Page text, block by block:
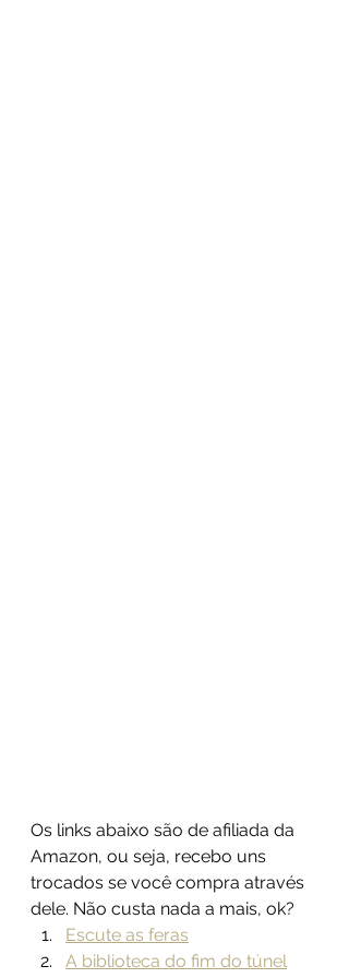
Os links abaixo são de afiliada da
Amazon, ou seja, recebo uns
trocados se você compra através
dele. Não custa nada a mais, ok?
Escute as feras
A biblioteca do fim do túnel